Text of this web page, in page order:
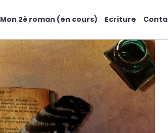
Mon 2è roman (en cours) Ecriture